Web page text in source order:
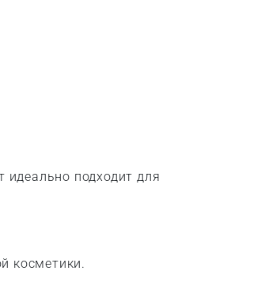
подходит для
косметики.